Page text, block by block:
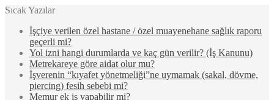
Sıcak Yazılar
İşçiye verilen özel hastane / özel muayenehane sağlık raporu
geçerli mi?
Yol izni hangi durumlarda ve kaç gün verilir? (İş Kanunu)
Metrekareye göre aidat olur mu?
İşverenin “kıyafet yönetmeliği”ne uymamak (sakal, dövme,
piercing) fesih sebebi mi?
Memur ek iş yapabilir mi?